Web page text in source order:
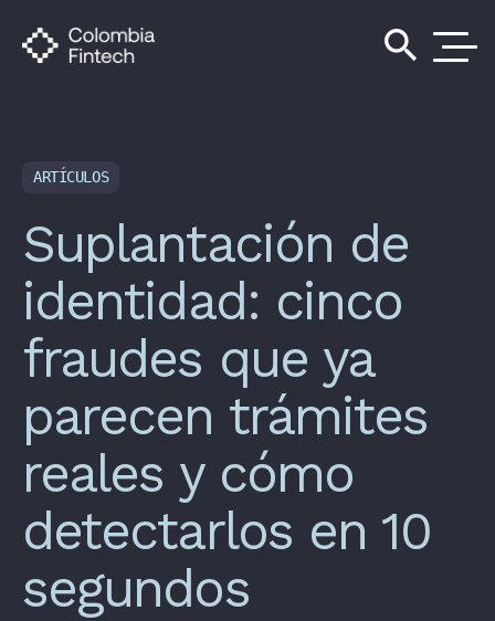
search
ARTÍCULOS
Suplantación de
identidad: cinco
fraudes que ya
parecen trámites
reales y cómo
detectarlos en 10
segundos